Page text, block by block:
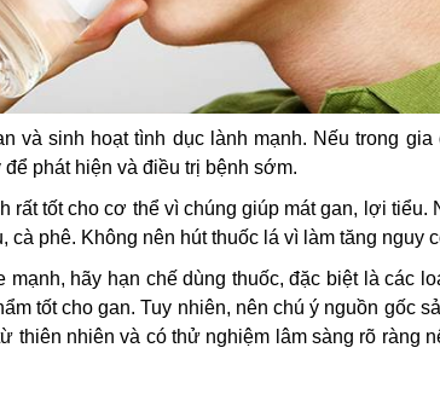
và sinh hoạt tình dục lành mạnh. Nếu trong
phát hiện và điều trị bệnh sớm.
rất tốt cho cơ thể vì chúng giúp mát gan, lợi tiểu.
phê. Không nên hút thuốc lá vì làm tăng nguy
mạnh, hãy hạn chế dùng thuốc, đặc biệt là các
tốt cho gan. Tuy nhiên, nên chú ý nguồn gốc
thiên nhiên và có thử nghiệm lâm sàng rõ ràng